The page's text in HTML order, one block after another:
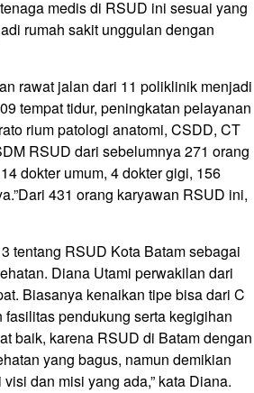
medis di RSUD ini sesuai yang
rumah sakit unggulan dengan
rawat jalan dari 11 poliklinik menjadi
tempat tidur, peningkatan pelayanan
rium patologi anatomi, CSDD, CT
RSUD dari sebelumnya 271 orang
dokter umum, 4 dokter gigi, 156
431 orang karyawan RSUD ini,
tentang RSUD Kota Batam sebagai
Diana Utami perwakilan dari
Biasanya kenaikan tipe bisa dari C
pendukung serta kegigihan
baik, karena RSUD di Batam dengan
yang bagus, namun demikian
dan misi yang ada,” kata Diana.